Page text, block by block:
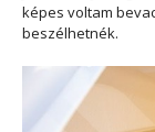
képes voltam
beszélhetnék.